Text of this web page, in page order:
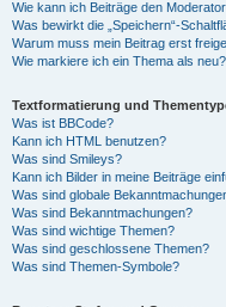
Wie kann ich Beiträge den
Was bewirkt die „Speichern“-
Warum muss mein Beitrag erst
Wie markiere ich ein Thema als neu?
Textformatierung und
Was ist BBCode?
Kann ich HTML benutzen?
Was sind Smileys?
Kann ich Bilder in meine Beiträge
Was sind globale
Was sind Bekanntmachungen?
Was sind wichtige Themen?
Was sind geschlossene Themen?
Was sind Themen-Symbole?